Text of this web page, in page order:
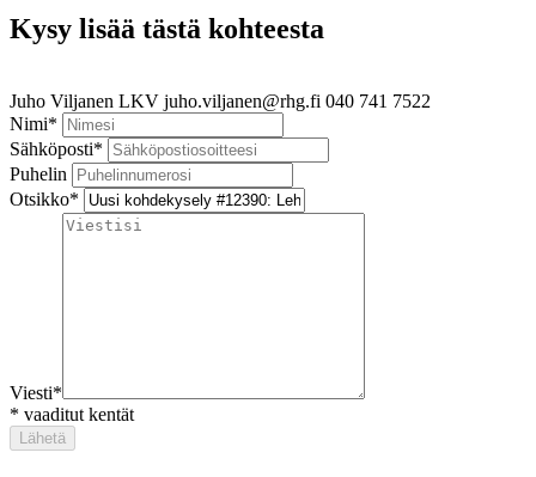
Kysy lisää tästä kohteesta
Juho Viljanen LKV juho.viljanen@rhg.fi 040 741 7522
Nimi*
Sähköposti*
Puhelin
Otsikko*
Viesti*
* vaaditut kentät